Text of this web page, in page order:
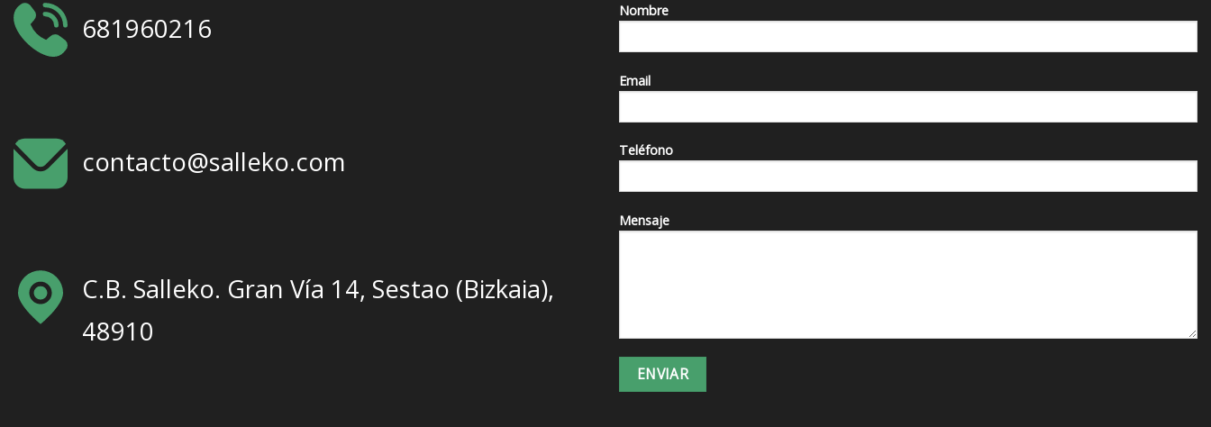
681960216
contacto@salleko.com
C.B. Salleko. Gran Vía 14, Sestao (Bizkaia),
48910
Nombre
Email
Teléfono
Mensaje